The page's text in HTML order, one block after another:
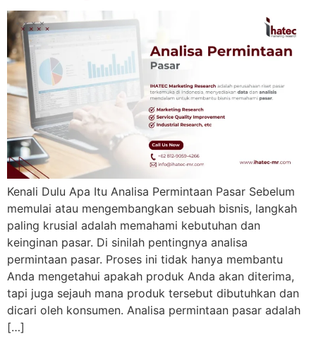
Kenali Dulu Apa Itu Analisa Permintaan Pasar Sebelum
memulai atau mengembangkan sebuah bisnis, langkah
paling krusial adalah memahami kebutuhan dan
keinginan pasar. Di sinilah pentingnya analisa
permintaan pasar. Proses ini tidak hanya membantu
Anda mengetahui apakah produk Anda akan diterima,
tapi juga sejauh mana produk tersebut dibutuhkan dan
dicari oleh konsumen. Analisa permintaan pasar adalah
[…]